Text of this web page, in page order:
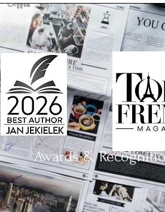
Awards &